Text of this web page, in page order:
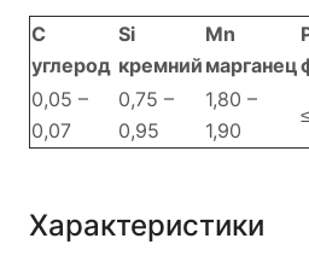
C
углерод
Si
кремний
Mn
марганец
0,05 –
0,07
0,75 –
0,95
1,80 –
1,90
Характеристики